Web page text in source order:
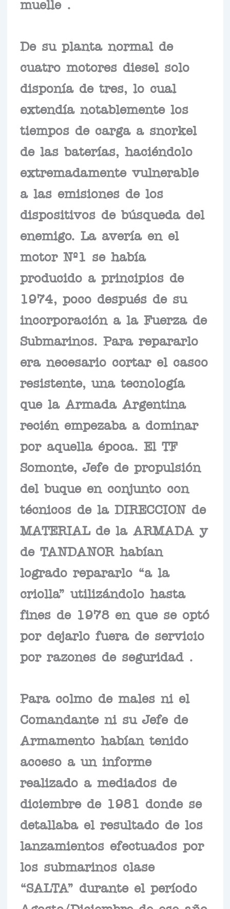
muelle .
De su planta normal de
cuatro motores diesel solo
disponía de tres, lo cual
extendía notablemente los
tiempos de carga a snorkel
de las baterías, haciéndolo
extremadamente vulnerable
a las emisiones de los
dispositivos de búsqueda del
enemigo. La avería en el
motor Nº1 se había
producido a principios de
1974, poco después de su
incorporación a la Fuerza de
Submarinos. Para repararlo
era necesario cortar el casco
resistente, una tecnología
que la Armada Argentina
recién empezaba a dominar
por aquella época. El TF
Somonte, Jefe de propulsión
del buque en conjunto con
técnicos de la DIRECCION de
MATERIAL de la ARMADA y
de TANDANOR habían
logrado repararlo “a la
criolla” utilizándolo hasta
fines de 1978 en que se optó
por dejarlo fuera de servicio
por razones de seguridad .
Para colmo de males ni el
Comandante ni su Jefe de
Armamento habían tenido
acceso a un informe
realizado a mediados de
diciembre de 1981 donde se
detallaba el resultado de los
lanzamientos efectuados por
los submarinos clase
“SALTA” durante el período